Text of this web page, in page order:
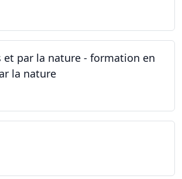
et par la nature - formation en
la nature